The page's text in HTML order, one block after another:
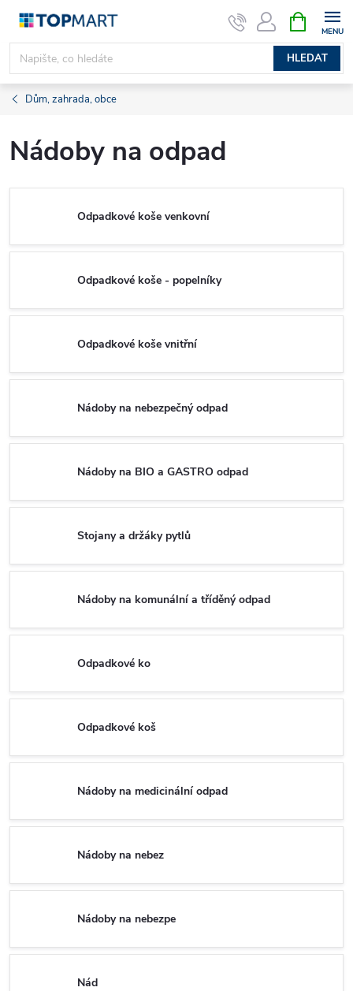
Přejít
obsah
HLEDAT
NÁKUPNÍ
KOŠÍK
Dům, zahrada, obce
Nádoby na odpad
Odpadkové koše venkovní
Odpadkové koše - popelníky
Odpadkové koše vnitřní
Nádoby na nebezpečný odpad
Nádoby na BIO a GASTRO odpad
Stojany a držáky pytlů
Nádoby na komunální a tříděný odpad
Odpadkové ko
Odpadkové koš
Nádoby na medicinální odpad
Nádoby na nebez
Nádoby na nebezpe
Nád